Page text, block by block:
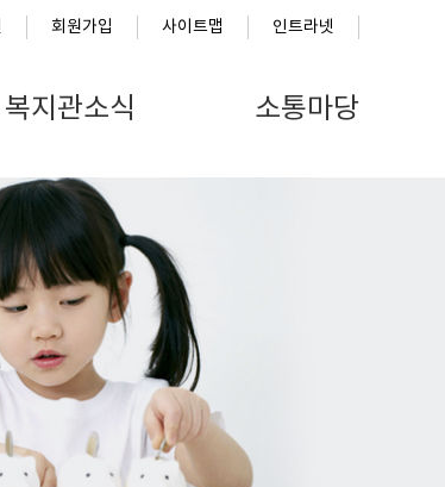
회원가입 사이트맵 인트라넷
복지관소식 소통마당